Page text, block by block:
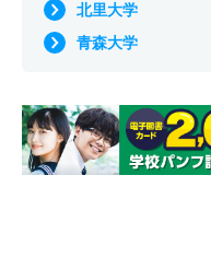
北里大学
青森大学